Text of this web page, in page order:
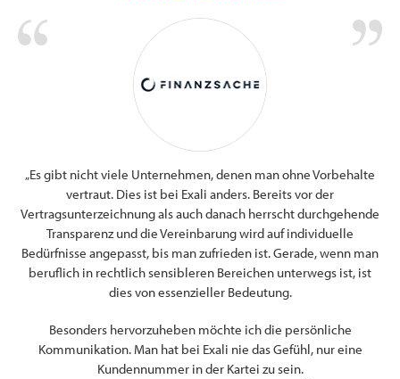
„Es gibt nicht viele Unternehmen, denen man ohne Vorbehalte
vertraut. Dies ist bei Exali anders. Bereits vor der
Vertragsunterzeichnung als auch danach herrscht durchgehende
Transparenz und die Vereinbarung wird auf individuelle
Bedürfnisse angepasst, bis man zufrieden ist. Gerade, wenn man
beruflich in rechtlich sensibleren Bereichen unterwegs ist, ist
dies von essenzieller Bedeutung.
Besonders hervorzuheben möchte ich die persönliche
Kommunikation. Man hat bei Exali nie das Gefühl, nur eine
Kundennummer in der Kartei zu sein.